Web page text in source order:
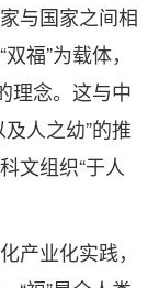
与国家之间相
福”为载体，
理念。这与中
人之幼”的推
文组织“于人
业化实践，